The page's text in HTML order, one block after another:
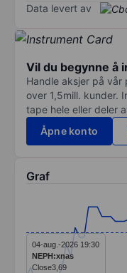
Data levert av
Vil du begynne å
Handle aksjer på
over 1,5mill. kunder.
tape hele eller deler
Åpne konto
Graf
Line chart with
The chart has 1
The chart has 1
04-aug.-2026 19:30
NEPH:xnas
Close3,69